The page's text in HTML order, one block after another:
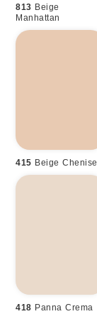
813 Beige
Manhattan
415 Beige Chenise
418 Panna Crema